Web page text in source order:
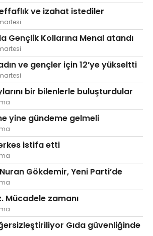
ve izahat istediler
Gençlik Kollarına Menal atandı
ve gençler için 12’ye yükseltti
bir bilenlerle buluşturdular
yine gündeme gelmeli
istifa etti
Gökdemir, Yeni Parti’de
Mücadele zamanı
Gıda güvenliğinde